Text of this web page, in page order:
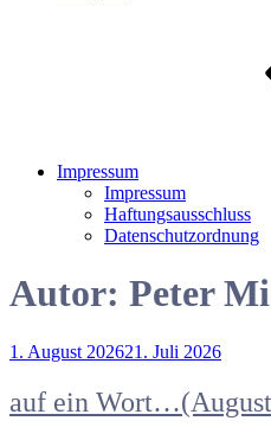
Impressum
Impressum
Haftungsausschluss
Datenschutzordnung
Autor: Peter
Veröffentlicht
1. August 202621. Juli 2026
auf ein